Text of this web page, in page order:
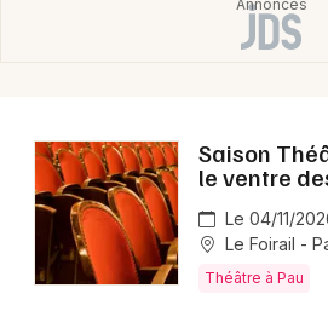
Mon email
Saison
le ventre
Le 04/11/
Le Foirail -
Théâtre à Pau